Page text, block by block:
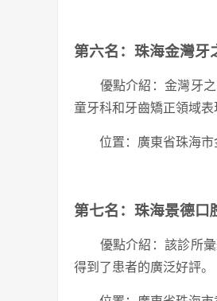
第六名：珠海金灣牙
優點介紹：金灣牙之
童牙科和牙齒矯正領域表
位置：廣東省珠海市金
第七名：珠海景德口
優點介紹：該診所彙
得到了患者的廣泛好評。